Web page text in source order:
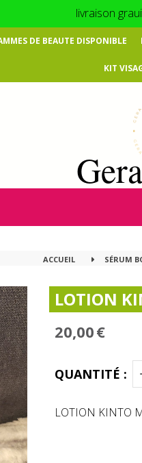
livraison
DE BEAUTE DISPONIBLE
KIT
ACCUEIL SÉRUM
LOTION
20,00€
QUANTITÉ :
LOTION KINTO